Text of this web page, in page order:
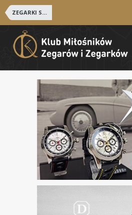
ZEGARKI SZWAJCARSKIE i NIEMIECKIE